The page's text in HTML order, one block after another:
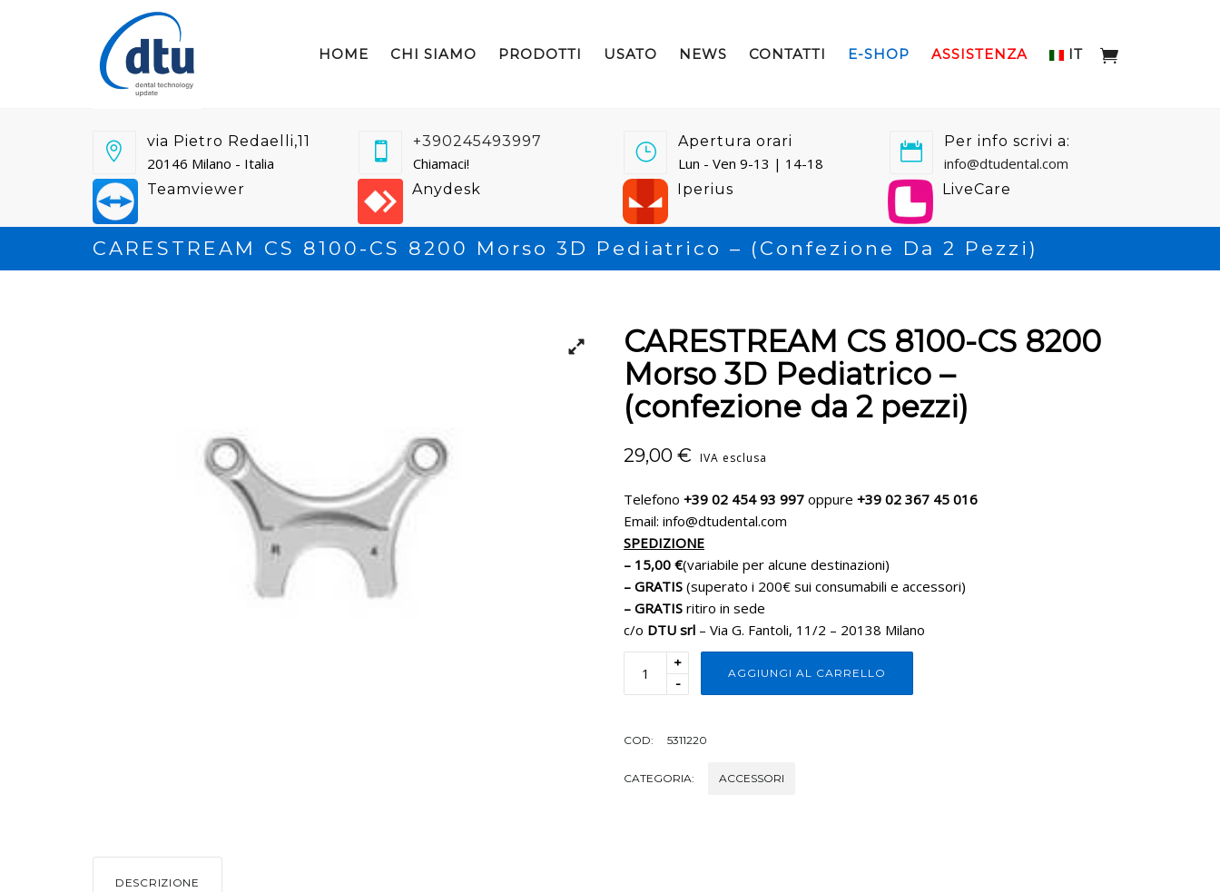
HOME CHI SIAMO PRODOTTI USATO NEWS CONTATTI E-SHOP ASSISTENZA IT
via Pietro Redaelli,11
20146 Milano - Italia
+390245493997
Chiamaci!
Apertura orari
Lun - Ven 9-13 | 14-18
Per info scrivi a:
info@dtudental.com
Teamviewer Anydesk Iperius LiveCare
CARESTREAM CS 8100-CS 8200 Morso 3D Pediatrico – (confezione Da 2 Pezzi)
CARESTREAM CS 8100-CS 8200
Morso 3D Pediatrico –
(confezione da 2 pezzi)
29,00 € IVA esclusa
Telefono +39 02 454 93 997 oppure +39 02 367 45 016
Email: info@dtudental.com
SPEDIZIONE
– 15,00 €(variabile per alcune destinazioni)
– GRATIS (superato i 200€ sui consumabili e accessori)
– GRATIS ritiro in sede
c/o DTU srl – Via G. Fantoli, 11/2 – 20138 Milano
+
-
AGGIUNGI AL CARRELLO
COD: 5311220
CATEGORIA: ACCESSORI
DESCRIZIONE